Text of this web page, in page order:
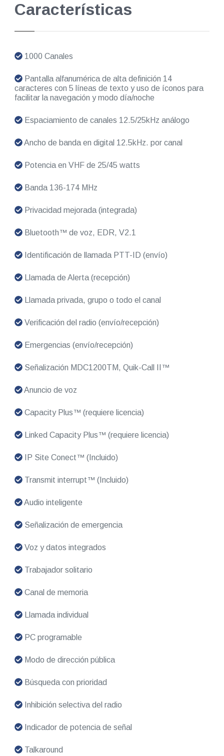
Características
1000 Canales
Pantalla alfanumérica de alta definición 14
caracteres con 5 líneas de texto y uso de íconos para
facilitar la navegación y modo día/noche
Espaciamiento de canales 12.5/25kHz análogo
Ancho de banda en digital 12.5kHz. por canal
Potencia en VHF de 25/45 watts
Banda 136-174 MHz
Privacidad mejorada (integrada)
Bluetooth™ de voz, EDR, V2.1
Identificación de llamada PTT-ID (envío)
Llamada de Alerta (recepción)
Llamada privada, grupo o todo el canal
Verificación del radio (envío/recepción)
Emergencias (envío/recepción)
Señalización MDC1200TM, Quik-Call II™
Anuncio de voz
Capacity Plus™ (requiere licencia)
Linked Capacity Plus™ (requiere licencia)
IP Site Conect™ (Incluido)
Transmit interrupt™ (Incluido)
Audio inteligente
Señalización de emergencia
Voz y datos integrados
Trabajador solitario
Canal de memoria
Llamada individual
PC programable
Modo de dirección pública
Búsqueda con prioridad
Inhibición selectiva del radio
Indicador de potencia de señal
Talkaround